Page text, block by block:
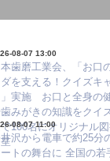
08-07 13:00
歯磨工業会、「お口
を支える！クイズキ
実施 お口と全身の
みがきの知識をクイ
100名にオリジナル
08-07 11:00
沢から電車で約25分
トの舞台に 全国の若